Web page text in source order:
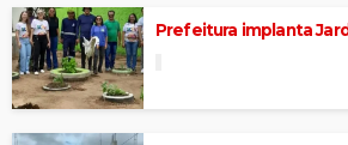
Prefeitura implanta